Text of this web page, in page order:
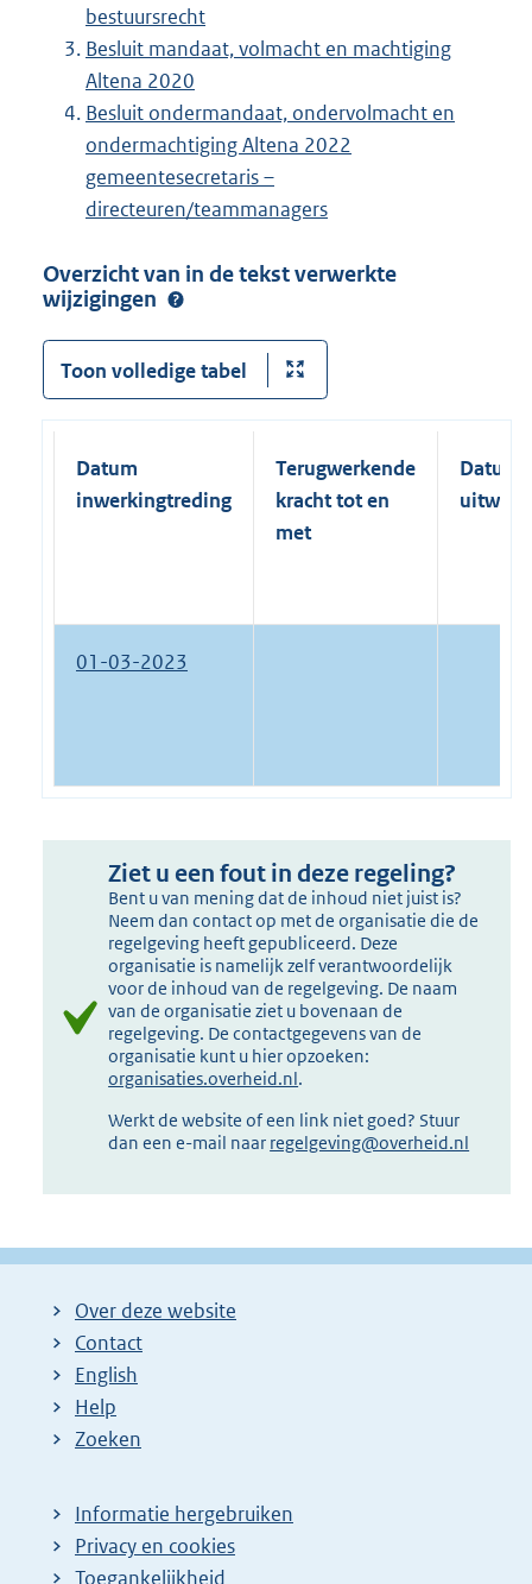
bestuursrecht
Besluit mandaat, volmacht en machtiging
Altena 2020
Besluit ondermandaat, ondervolmacht en
ondermachtiging Altena 2022
gemeentesecretaris –
directeuren/teammanagers
Overzicht van in de tekst verwerkte
wijzigingen
Toon volledige tabel
Datum
inwerkingtreding
Terugwerkende
kracht tot en
met
Datum
01-03-2023
Ziet u een fout in deze regeling?
Bent u van mening dat de inhoud niet juist is?
Neem dan contact op met de organisatie die de
regelgeving heeft gepubliceerd. Deze
organisatie is namelijk zelf verantwoordelijk
voor de inhoud van de regelgeving. De naam
van de organisatie ziet u bovenaan de
regelgeving. De contactgegevens van de
organisatie kunt u hier opzoeken:
organisaties.overheid.nl.
Werkt de website of een link niet goed? Stuur
dan een e-mail naar regelgeving@overheid.nl
Over deze website
Contact
English
Help
Zoeken
Informatie hergebruiken
Privacy en cookies
Toegankelijkheid